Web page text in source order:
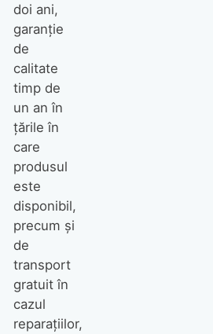
doi ani,
garanție
de
calitate
timp de
un an în
țările în
care
produsul
este
disponibil,
precum și
de
transport
gratuit în
cazul
reparațiilor,